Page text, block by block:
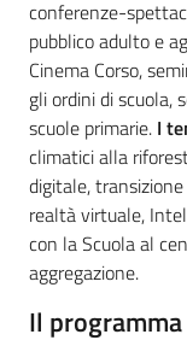
conferenze-
pubblico adulto e
Cinema Corso,
gli ordini di scuola,
scuole primarie. I
climatici alla
digitale,
realtà virtuale,
con la Scuola al
aggregazione.
Il